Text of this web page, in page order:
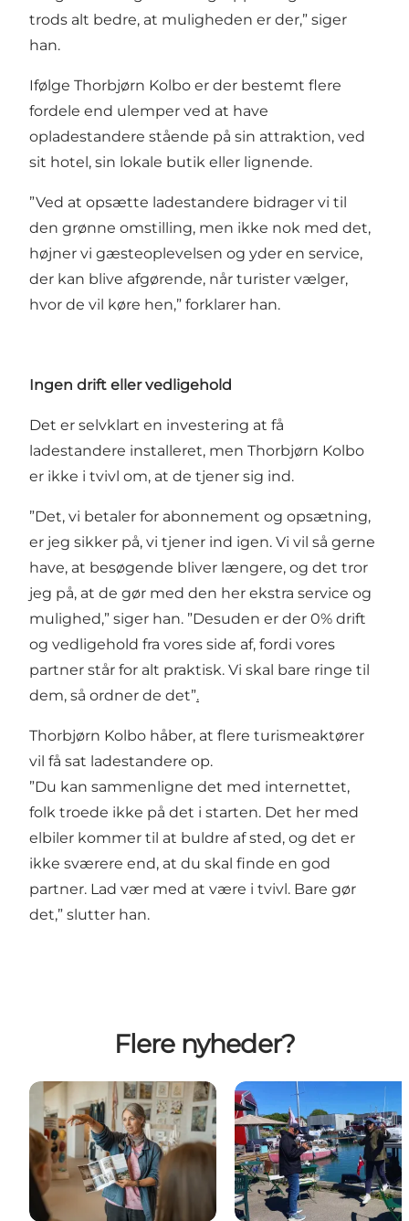
trods alt bedre, at muligheden er der,” siger
han.
Ifølge Thorbjørn Kolbo er der bestemt flere
fordele end ulemper ved at have
opladestandere stående på sin attraktion, ved
sit hotel, sin lokale butik eller lignende.
”Ved at opsætte ladestandere bidrager vi til
den grønne omstilling, men ikke nok med det,
højner vi gæsteoplevelsen og yder en service,
der kan blive afgørende, når turister vælger,
hvor de vil køre hen,” forklarer han.
Ingen drift eller vedligehold
Det er selvklart en investering at få
ladestandere installeret, men Thorbjørn Kolbo
er ikke i tvivl om, at de tjener sig ind.
”Det, vi betaler for abonnement og opsætning,
er jeg sikker på, vi tjener ind igen. Vi vil så gerne
have, at besøgende bliver længere, og det tror
jeg på, at de gør med den her ekstra service og
mulighed,” siger han. ”Desuden er der 0% drift
og vedligehold fra vores side af, fordi vores
partner står for alt praktisk. Vi skal bare ringe til
dem, så ordner de det”.
Thorbjørn Kolbo håber, at flere turismeaktører
vil få sat ladestandere op.
”Du kan sammenligne det med internettet,
folk troede ikke på det i starten. Det her med
elbiler kommer til at buldre af sted, og det er
ikke sværere end, at du skal finde en god
partner. Lad vær med at være i tvivl. Bare gør
det,” slutter han.
Flere nyheder?